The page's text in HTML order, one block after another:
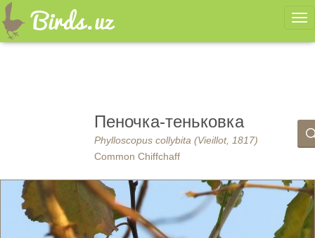
Пеночка-теньковка
Phylloscopus collybita (Vieillot, 1817)
Common Chiffchaff